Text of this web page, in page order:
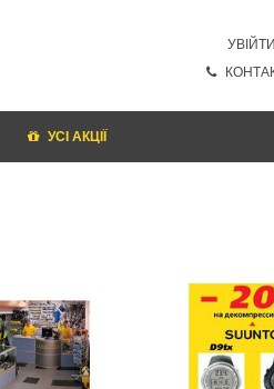
УВІЙТИ
УСI АКЦІЇ